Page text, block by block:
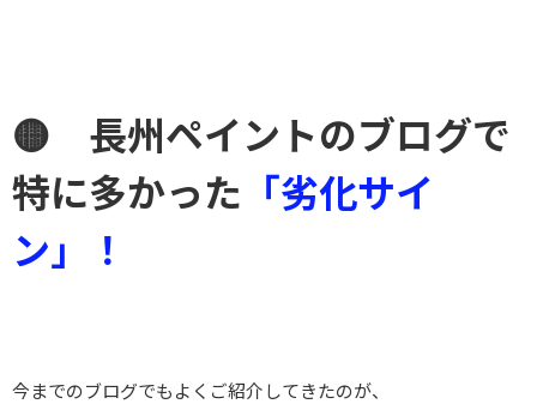
🟡 長州ペイントのブログで
特に多かった 「劣化サイ
ン」！
今までのブログでもよくご紹介してきたのが、